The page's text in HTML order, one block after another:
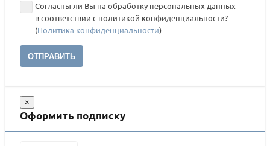
Согласны ли Вы на обработку персональных данных
в соответствии с политикой конфиденциальности?
(Политика конфиденциальности)
ОТПРАВИТЬ
×
Оформить подписку